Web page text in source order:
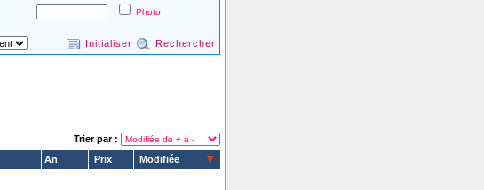
Photo
Initialiser Rechercher
Trier par :
An Prix Modifiée